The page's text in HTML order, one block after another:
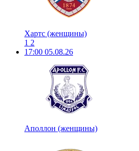
Хартс (женщины)
1 2
17:00 05.08.26
Аполлон (женщины)